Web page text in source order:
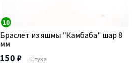
10
Браслет из яшмы "Камбаба" шар 8
мм
150 ₽ Штука